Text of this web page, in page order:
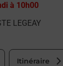
à 10h00
LEGEAY
Itinéraire